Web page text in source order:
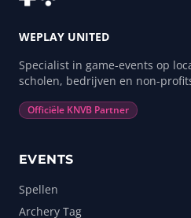
WEPLAY UNITED
Specialist in game-events op
scholen, bedrijven en non-
Officiële KNVB Partner
EVENTS
Spellen
Archery Tag